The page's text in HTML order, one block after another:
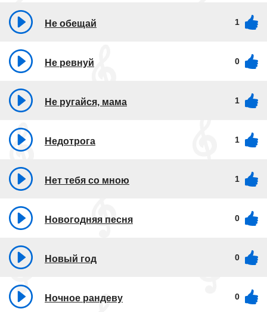
Не обещай 1
Не ревнуй 0
Не ругайся, мама 1
Недотрога 1
Нет тебя со мною 1
Новогодняя песня 0
Новый год 0
Ночное рандеву 0